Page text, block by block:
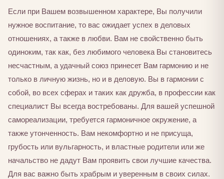
Если при Вашем возвышенном характере, Вы получили
нужное воспитание, то вас ожидает успех в деловых
отношениях, а также в любви. Вам не свойственно быть
одиноким, так как, без любимого человека Вы становитесь
несчастным, а удачный союз принесет Вам гармонию и не
только в личную жизнь, но и в деловую. Вы в гармонии с
собой, во всех сферах и таких как дружба, в профессии как
специалист Вы всегда востребованы. Для вашей успешной
самореализации, требуется гармоничное окружение, а
также утонченность. Вам некомфортно и не присуща,
грубость или вульгарность, и властные родители или же
начальство не дадут Вам проявить свои лучшие качества.
Для вас важно быть храбрым и уверенным в своих силах.